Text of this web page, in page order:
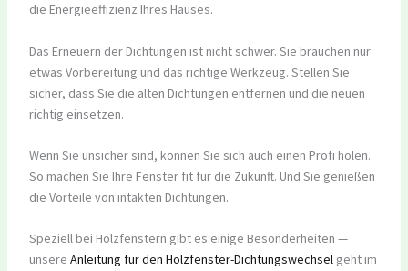
die Energieeffizienz Ihres Hauses.
Das Erneuern der Dichtungen ist nicht schwer. Sie brauchen nur
etwas Vorbereitung und das richtige Werkzeug. Stellen Sie
sicher, dass Sie die alten Dichtungen entfernen und die neuen
richtig einsetzen.
Wenn Sie unsicher sind, können Sie sich auch einen Profi holen.
So machen Sie Ihre Fenster fit für die Zukunft. Und Sie genießen
die Vorteile von intakten Dichtungen.
Speziell bei Holzfenstern gibt es einige Besonderheiten —
unsere Anleitung für den Holzfenster-Dichtungswechselgeht im